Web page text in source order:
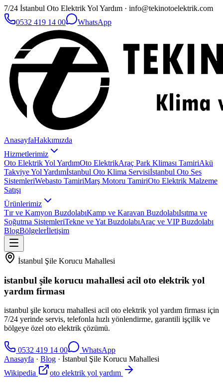
7/24 İstanbul Oto Elektrik Yol Yardım · info@tekinotoelektrik.com
0532 419 14 00
WhatsApp
AnasayfaHakkımızda
Hizmetlerimiz
Oto Elektrik Yol YardımOto ElektrikAraç Park Kliması TamiriAkü
Takviye Yol Yardımİstanbul Oto Klima Servisiİstanbul Oto Ses
SistemleriWebasto TamiriMarş Motoru TamiriOto Elektrik Malzeme
Satışı
Ürünlerimiz
Tır ve Kamyon BuzdolabıKamp ve Karavan BuzdolabıIsıtma ve
Soğutma SistemleriTekne ve Yat BuzdolabıAraç ve VIP Buzdolabı
BlogBölgelerİletişim
İstanbul Şile Korucu Mahallesi
istanbul şile korucu mahallesi acil oto elektrik yol
yardım firması
istanbul şile korucu mahallesi acil oto elektrik yol yardım firması için
7/24 yerinde servis, telefonla hızlı yönlendirme, garantili işçilik ve
bölgeye özel oto elektrik çözümü.
0532 419 14 00
WhatsApp
Anasayfa · Blog · İstanbul Şile Korucu Mahallesi
Wikipedia
oto elektrik yol yardım